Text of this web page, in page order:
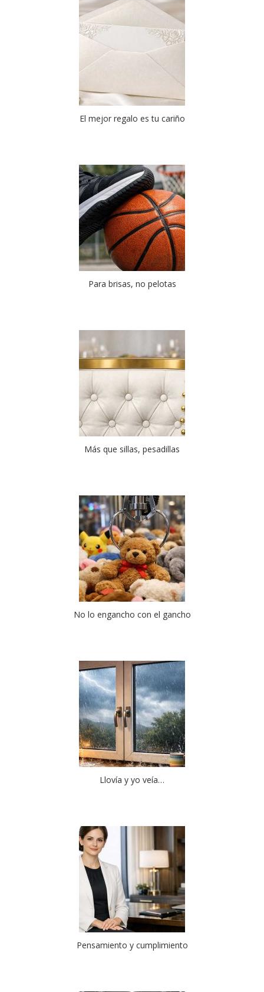
El mejor regalo es tu cariño
Para brisas, no pelotas
Más que sillas, pesadillas
No lo engancho con el gancho
Llovía y yo veía…
Pensamiento y cumplimiento